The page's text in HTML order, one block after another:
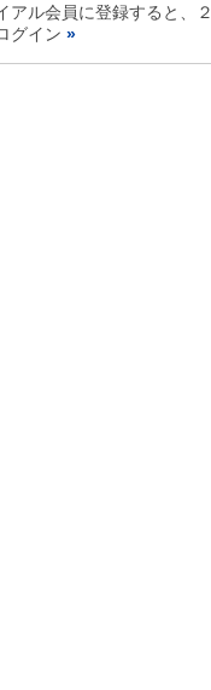
ル会員に登録すると、
グイン »